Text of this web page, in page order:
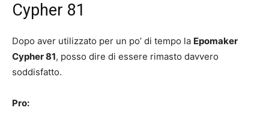
Cypher 81
Dopo aver utilizzato per un po’ di tempo la Epomaker
Cypher 81, posso dire di essere rimasto davvero
soddisfatto.
Pro: